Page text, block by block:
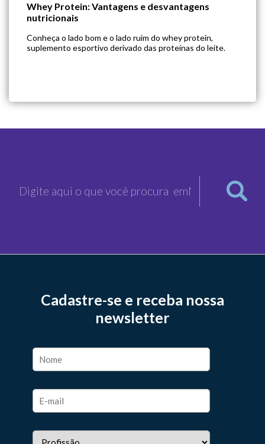
Whey Protein: Vantagens e desvantagens
nutricionais
Conheça o lado bom e o lado ruim do whey protein,
suplemento esportivo derivado das proteínas do leite.
Cadastre-se e receba nossa
newsletter